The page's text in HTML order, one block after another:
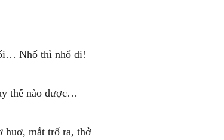
Nhổ thì nhổ đi!
thế nào được…
huơ, mắt trố ra, thở